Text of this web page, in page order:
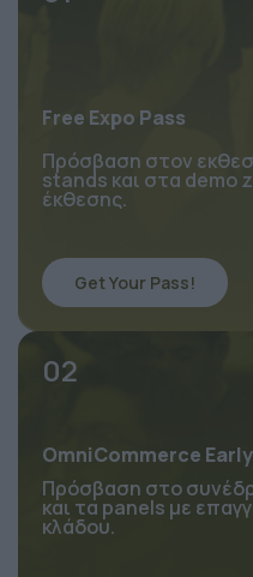
Free Expo Pass
Πρόσβαση στον
stands και στα demo
Get Your Pass!
OmniCommerce
Πρόσβαση στο
και τα panels με